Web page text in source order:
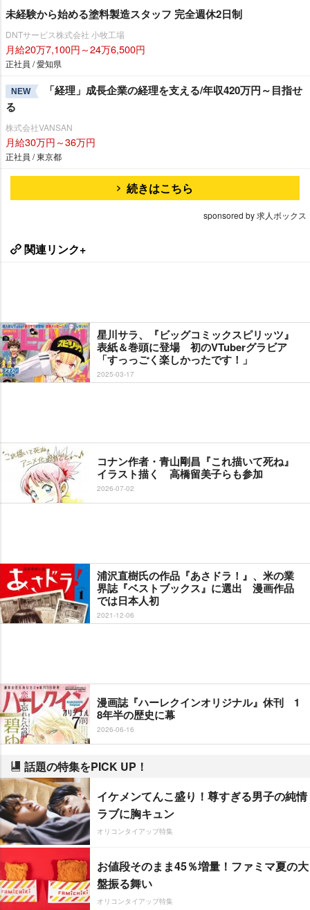
未経験から始める塗料製造スタッフ 完全週休2日制
DNTサービス株式会社 小牧工場
月給20万7,100円～24万6,500円
正社員 / 愛知県
NEW
「経理」成長企業の経理を支える/年収420万円～目指せ
る
株式会社VANSAN
月給30万円～36万円
正社員 / 東京都
続きはこちら
sponsored by 求人ボックス
関連リンク+
星川サラ、『ビッグコミックスピリッツ』
表紙＆巻頭に登場 初のVTuberグラビア
「すっっごく楽しかったです！」
2025-03-17
コナン作者・青山剛昌『これ描いて死ね』
イラスト描く 高橋留美子らも参加
2026-07-02
浦沢直樹氏の作品『あさドラ！』、米の業
界誌『ベストブックス』に選出 漫画作品
では日本人初
2021-12-06
漫画誌『ハーレクインオリジナル』休刊 1
8年半の歴史に幕
2026-06-16
話題の特集をPICK UP！
イケメンてんこ盛り！尊すぎる男子の純情
ラブに胸キュン
オリコンタイアップ特集
お値段そのまま45％増量！ファミマ夏の大
盤振る舞い
オリコンタイアップ特集